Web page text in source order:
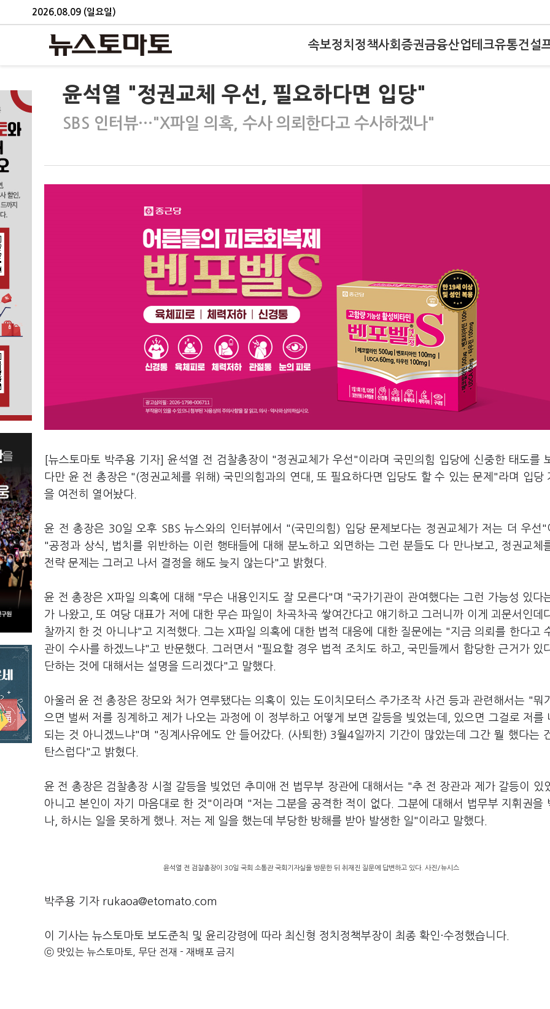
2026.08.09 (일요일)
속보정치 정책사회 증권금융산업테크유통건설
윤석열 "정권교체 우선, 필요하다면 입당"
SBS 인터뷰…"X파일 의혹, 수사 의뢰한다고 수사하겠나"
[뉴스토마토 박주용 기자] 윤석열 전 검찰총장이 "정권교체가 우선"이라며 국민의힘 입당에 신중한 태도를
다만 윤 전 총장은 "(정권교체를 위해) 국민의힘과의 연대, 또 필요하다면 입당도 할 수 있는 문제"라며 입당
을 여전히 열어놨다.
윤 전 총장은 30일 오후 SBS 뉴스와의 인터뷰에서 "(국민의힘) 입당 문제보다는 정권교체가 저는 더 우선"
"공정과 상식, 법치를 위반하는 이런 행태들에 대해 분노하고 외면하는 그런 분들도 다 만나보고, 정권교체
전략 문제는 그러고 나서 결정을 해도 늦지 않는다"고 밝혔다.
윤 전 총장은 X파일 의혹에 대해 "무슨 내용인지도 잘 모른다"며 "국가기관이 관여했다는 그런 가능성 있다
가 나왔고, 또 여당 대표가 저에 대한 무슨 파일이 차곡차곡 쌓여간다고 얘기하고 그러니까 이게 괴문서인데
찰까지 한 것 아니냐"고 지적했다. 그는 X파일 의혹에 대한 법적 대응에 대한 질문에는 "지금 의뢰를 한다고
관이 수사를 하겠느냐"고 반문했다. 그러면서 "필요할 경우 법적 조치도 하고, 국민들께서 합당한 근거가 있
단하는 것에 대해서는 설명을 드리겠다"고 말했다.
아울러 윤 전 총장은 장모와 처가 연루됐다는 의혹이 있는 도이치모터스 주가조작 사건 등과 관련해서는 "뭐
으면 벌써 저를 징계하고 제가 나오는 과정에 이 정부하고 어떻게 보면 갈등을 빚었는데, 있으면 그걸로 저를
되는 것 아니겠느냐"며 "징계사유에도 안 들어갔다. (사퇴한) 3월4일까지 기간이 많았는데 그간 뭘 했다는
탄스럽다"고 밝혔다.
윤 전 총장은 검찰총장 시절 갈등을 빚었던 추미애 전 법무부 장관에 대해서는 "추 전 장관과 제가 갈등이 있
아니고 본인이 자기 마음대로 한 것"이라며 "저는 그분을 공격한 적이 없다. 그분에 대해서 법무부 지휘권을
나, 하시는 일을 못하게 했나. 저는 제 일을 했는데 부당한 방해를 받아 발생한 일"이라고 말했다.
윤석열 전 검찰총장이 30일 국회 소통관 국회기자실을 방문한 뒤 취재진 질문에 답변하고 있다. 사진/뉴시스
박주용 기자 rukaoa@etomato.com
이 기사는 뉴스토마토 보도준칙 및 윤리강령에 따라 최신형 정치정책부장이 최종 확인·수정했습니다.
ⓒ 맛있는 뉴스토마토, 무단 전재 - 재배포 금지